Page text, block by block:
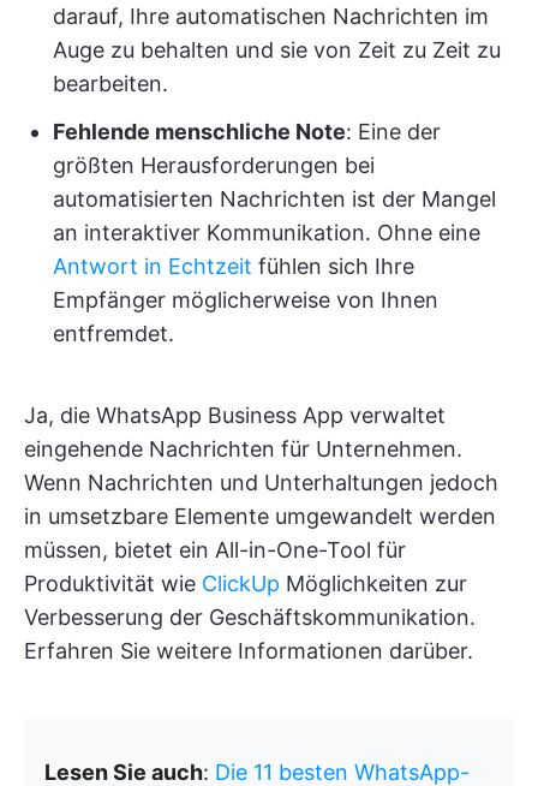
darauf, Ihre automatischen Nachrichten im
Auge zu behalten und sie von Zeit zu Zeit zu
bearbeiten.
Fehlende menschliche Note: Eine der
größten Herausforderungen bei
automatisierten Nachrichten ist der Mangel
an interaktiver Kommunikation. Ohne eine
Antwort in Echtzeit fühlen sich Ihre
Empfänger möglicherweise von Ihnen
entfremdet.
Ja, die WhatsApp Business App verwaltet
eingehende Nachrichten für Unternehmen.
Wenn Nachrichten und Unterhaltungen jedoch
in umsetzbare Elemente umgewandelt werden
müssen, bietet ein All-in-One-Tool für
Produktivität wie ClickUp Möglichkeiten zur
Verbesserung der Geschäftskommunikation.
Erfahren Sie weitere Informationen darüber.
Lesen Sie auch: Die 11 besten WhatsApp-